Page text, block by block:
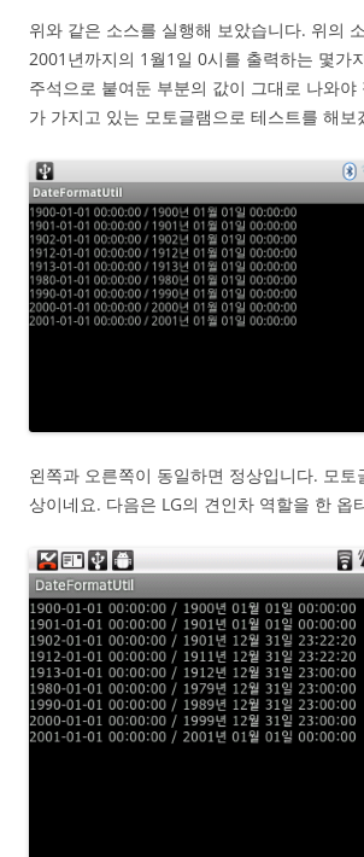
위와 같은 소스를 실행해 보았습니다. 위의
2001년까지의 1월1일 0시를 출력하는 몇가
주석으로 붙여둔 부분의 값이 그대로 나와야
가 가지고 있는 모토글램으로 테스트를 해보
왼쪽과 오른쪽이 동일하면 정상입니다. 모토
상이네요. 다음은 LG의 견인차 역할을 한 옵